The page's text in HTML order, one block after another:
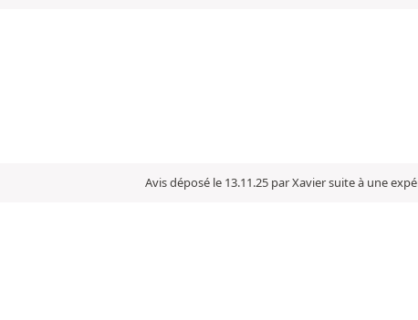
Avis déposé le 13.11.25 par Xavier suite à une